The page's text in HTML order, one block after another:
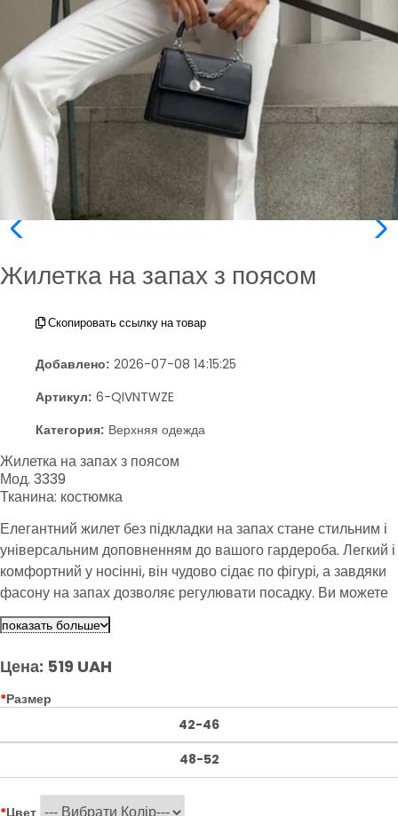
Жилетка на запах з поясом
Скопировать ссылку на товар
Добавлено: 2026-07-08 14:15:25
Артикул: 6-QIVNTWZE
Категория: Верхняя одежда
Жилетка на запах з поясом
Мод. 3339
Тканина: костюмка
Елегантний жилет без підкладки на запах стане стильним і
універсальним доповненням до вашого гардероба. Легкий і
комфортний у носінні, він чудово сідає по фігурі, а завдяки
фасону на запах дозволяє регулювати посадку. Ви можете
носити його з різними аксесуарами або без них, що робить
його ідеальним вибором для створення елегантних образів.
показать больше
Цена: 519 UAH
*Размер
42-46
48-52